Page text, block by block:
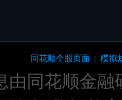
同花顺个股页面 模拟
由同花顺金